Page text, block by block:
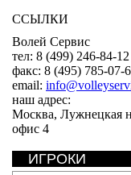
ССЫЛКИ
Волей Сервис
тел: 8 (499) 246-84-12
факс: 8 (495) 785-07-
email:
наш адрес:
Москва, Лужнецкая
офис 4
ИГРОКИ